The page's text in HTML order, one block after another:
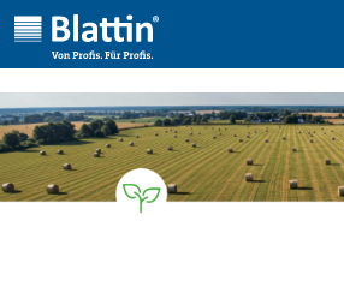
springen